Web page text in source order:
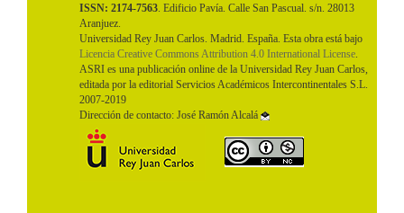
ISSN: 2174-7563 . Edificio Pavía. Calle San Pascual. s/n. 28013
Aranjuez.
Universidad Rey Juan Carlos. Madrid. España. Esta obra está bajo
Licencia Creative Commons Attribution 4.0 International License
ASRI es una publicación online de la Universidad Rey Juan Carlos,
editada por la editorial Servicios Académicos Intercontinentales S.L.
2007-2019
Dirección de contacto: José Ramón Alcalá